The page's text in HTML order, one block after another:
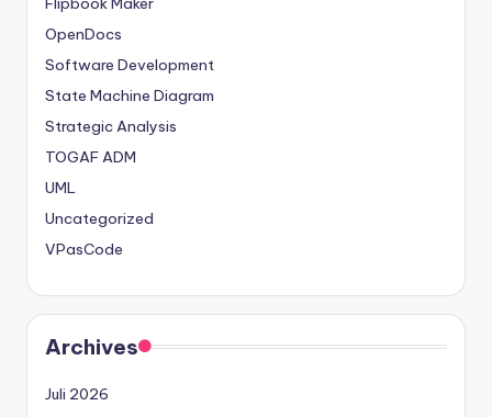
OpenDocs
Software Development
State Machine Diagram
Strategic Analysis
TOGAF ADM
UML
Uncategorized
VPasCode
Archives
Juli 2026